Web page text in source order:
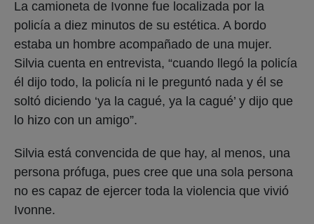
La camioneta de Ivonne fue localizada por la
policía a diez minutos de su estética. A bordo
estaba un hombre acompañado de una mujer.
Silvia cuenta en entrevista, “cuando llegó la policía
él dijo todo, la policía ni le preguntó nada y él se
soltó diciendo ‘ya la cagué, ya la cagué’ y dijo que
lo hizo con un amigo”.
Silvia está convencida de que hay, al menos, una
persona prófuga, pues cree que una sola persona
no es capaz de ejercer toda la violencia que vivió
Ivonne.